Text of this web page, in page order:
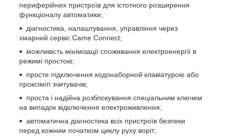
периферійних пристроїв для істотного розширення
функціоналу автоматики;
діагностика, налаштування, управління через
хмарний сервіс Came Connect;
можливість мінімізації споживання електроенергії в
режимі простою;
просте підключення кодонаборной клавіатурою або
проксіміті зчитувачів;
проста і надійна розблокування спеціальним ключем
на випадок відключення електроживлення;
автоматична діагностика всіх пристроїв безпеки
перед кожним початком циклу руху воріт;